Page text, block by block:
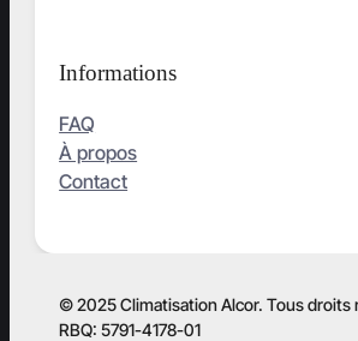
Informations
FAQ
À propos
Contact
© 2025 Climatisation Alcor. Tous droits
RBQ: 5791-4178-01